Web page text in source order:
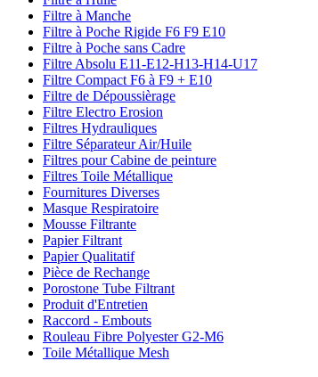
Filtre à Manche
Filtre à Poche Rigide F6 F9 E10
Filtre à Poche sans Cadre
Filtre Absolu E11-E12-H13-H14-U17
Filtre Compact F6 à F9 + E10
Filtre de Dépoussièrage
Filtre Electro Erosion
Filtres Hydrauliques
Filtre Séparateur Air/Huile
Filtres pour Cabine de peinture
Filtres Toile Métallique
Fournitures Diverses
Masque Respiratoire
Mousse Filtrante
Papier Filtrant
Papier Qualitatif
Pièce de Rechange
Porostone Tube Filtrant
Produit d'Entretien
Raccord - Embouts
Rouleau Fibre Polyester G2-M6
Toile Métallique Mesh